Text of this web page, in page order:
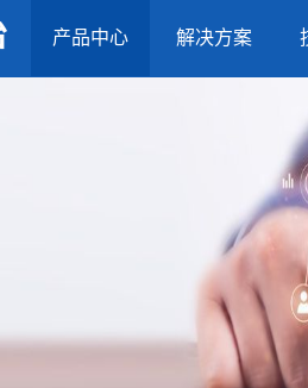
产品中心 解决方案